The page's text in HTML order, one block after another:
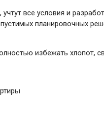
все условия и
планировочных
избежать хлопот,